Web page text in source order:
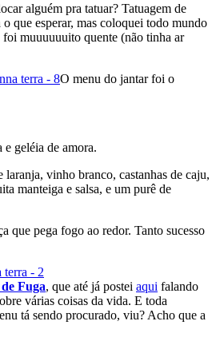
alguém pra tatuar? Tatuagem de
que esperar, mas coloquei todo mundo
muuuuuuito quente (não tinha ar
O menu do jantar foi o
geléia de amora.
vinho branco, castanhas de caju,
manteiga e salsa, e um purê de
que pega fogo ao redor. Tanto sucesso
Fuga, que até já postei aqui falando
várias coisas da vida. E toda
tá sendo procurado, viu? Acho que a